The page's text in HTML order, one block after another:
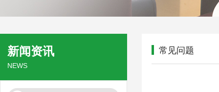
新闻资讯
NEWS
常见问题